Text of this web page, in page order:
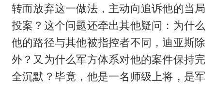
转而放弃这一做法，主动向追诉他的当局
投案？这个问题还牵出其他疑问：为什么
他的路径与其他被指控者不同，迪亚斯除
外？又为什么军方体系对他的案件保持完
全沉默？毕竟，他是一名师级上将，是军